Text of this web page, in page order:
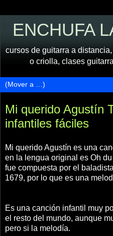
ENCHUFA
cursos de guitarra a
o criolla, clases
Mi querido Agustín
infantiles fáciles
Mi querido Agustín es una
en la lengua original es Oh
fue compuesta por el
1679, por lo que es una
Es una canción infantil muy
el resto del mundo, aunque
pero si la melodía.